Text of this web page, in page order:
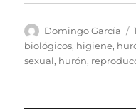
Autor
Domingo García
biológicos, higiene,
sexual, hurón,